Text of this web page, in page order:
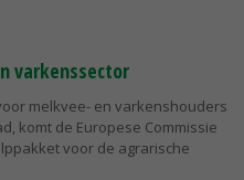
varkenssector
melkvee- en varkenshouders
komt de Europese Commissie
voor de agrarische